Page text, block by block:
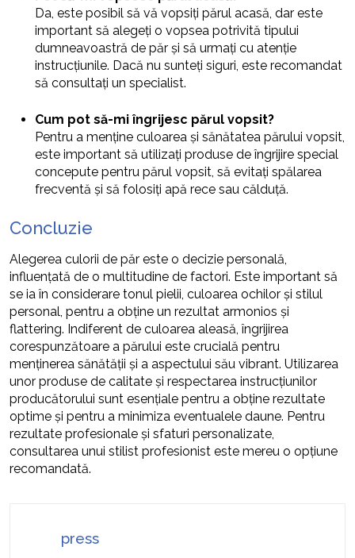
Da, este posibil să vă vopsiți părul acasă, dar este
important să alegeți o vopsea potrivită tipului
dumneavoastră de păr și să urmați cu atenție
instrucțiunile. Dacă nu sunteți siguri, este recomandat
să consultați un specialist.
Cum pot să-mi îngrijesc părul vopsit?
Pentru a menține culoarea și sănătatea părului vopsit,
este important să utilizați produse de îngrijire special
concepute pentru părul vopsit, să evitați spălarea
frecventă și să folosiți apă rece sau călduță.
Concluzie
Alegerea culorii de păr este o decizie personală,
influențată de o multitudine de factori. Este important să
se ia în considerare tonul pielii, culoarea ochilor și stilul
personal, pentru a obține un rezultat armonios și
flattering. Indiferent de culoarea aleasă, îngrijirea
corespunzătoare a părului este crucială pentru
menținerea sănătății și a aspectului său vibrant. Utilizarea
unor produse de calitate și respectarea instrucțiunilor
producătorului sunt esențiale pentru a obține rezultate
optime și pentru a minimiza eventualele daune. Pentru
rezultate profesionale și sfaturi personalizate,
consultarea unui stilist profesionist este mereu o opțiune
recomandată.
press